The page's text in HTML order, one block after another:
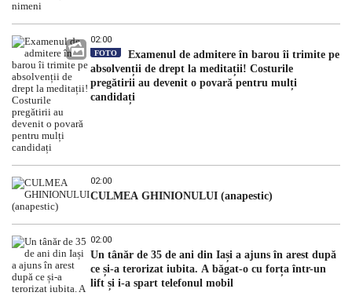
02:00
FOTO
Examenul de admitere în barou îi trimite pe
absolvenții de drept la meditații! Costurile
pregătirii au devenit o povară pentru mulți
candidați
02:00
CULMEA GHINIONULUI (anapestic)
02:00
Un tânăr de 35 de ani din Iași a ajuns în arest după
ce și-a terorizat iubita. A băgat-o cu forța într-un
lift și i-a spart telefonul mobil